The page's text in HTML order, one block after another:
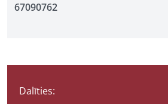
67090762
Dalīties: